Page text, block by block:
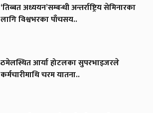
‘तिब्बत अध्ययन’सम्बन्धी अन्तर्राष्ट्रिय सेमिनारका
लागि विश्वभरका पाँचसय..
ठमेलस्थित आर्या होटलका सुपरभाइजरले
कर्मचारीमाथि चरम यातना..